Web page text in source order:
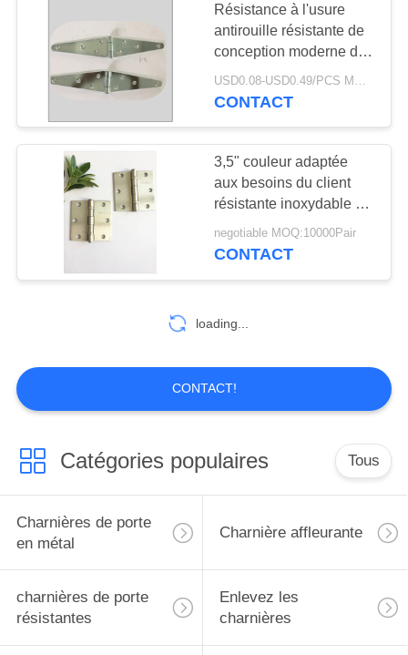
Résistance à l'usure
antirouille résistante de
conception moderne de
charnières de courroie
de longévité élevée
USD0.08-USD0.49/PCS MOQ:5000
CONTACT
3,5" couleur adaptée
aux besoins du client
résistante inoxydable de
charnières de porte
roulement de bille
negotiable MOQ:10000Pair
CONTACT
loading...
CONTACT!
Catégories populaires Tous
Charnières de porte
en métal
Charnière affleurante
charnières de porte
résistantes
Enlevez les
charnières